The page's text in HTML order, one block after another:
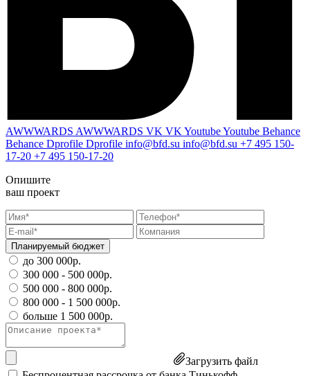
AWWWARDS AWWWARDS VK VK YoutubeYoutube Behance
Behance Dprofile Dprofile info@bfd.su info@bfd.su +7 495 150-
17-20 +7 495 150-17-20
Опишите
ваш проект
Планируемый бюджет
до 300 000р.
300 000 - 500 000р.
500 000 - 800 000р.
800 000 - 1 500 000р.
больше 1 500 000р.
Загрузить файл